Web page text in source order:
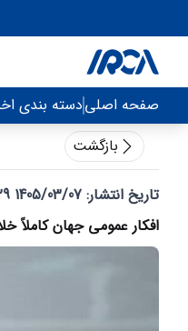
صفحه اصلیدسته بندی
بازگشت
تاریخ انتشار: 1405/03/07 8:29
افکار عمومی جهان کاملاً